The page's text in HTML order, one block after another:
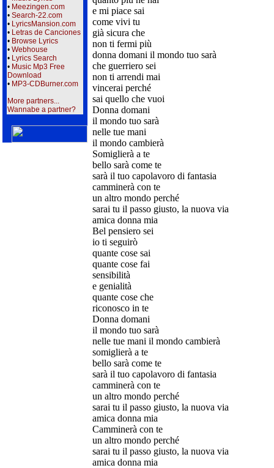
• Meezingen.com
• Search-22.com
• LyricsMansion.com
• Letras de Canciones
• Browse Lyrics
• Webhouse
• Lyrics Search
• Music Mp3 Free
Download
• MP3-CDBurner.com
More partners...
Wannabe a partner?
e mi piace sai
come vivi tu
già sicura che
non ti fermi più
donna domani il mondo tuo sarà
che guerriero sei
non ti arrendi mai
vincerai perché
sai quello che vuoi
Donna domani
il mondo tuo sarà
nelle tue mani
il mondo cambierà
Somiglierà a te
bello sarà come te
sarà il tuo capolavoro di fantasia
camminerà con te
un altro mondo perché
sarai tu il passo giusto, la nuova via
amica donna mia
Bel pensiero sei
io ti seguirò
quante cose sai
quante cose fai
sensibilità
e genialità
quante cose che
riconosco in te
Donna domani
il mondo tuo sarà
nelle tue mani il mondo cambierà
somiglierà a te
bello sarà come te
sarà il tuo capolavoro di fantasia
camminerà con te
un altro mondo perché
sarai tu il passo giusto, la nuova via
amica donna mia
Camminerà con te
un altro mondo perché
sarai tu il passo giusto, la nuova via
amica donna mia